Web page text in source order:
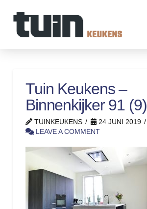
Tuin Keukens –
Binnenkijker 91 (9)
TUINKEUKENS
24 JUNI 2019
LEAVE A COMMENT